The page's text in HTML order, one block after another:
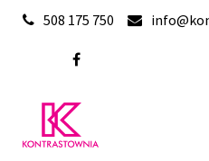
Skip
508 175 750